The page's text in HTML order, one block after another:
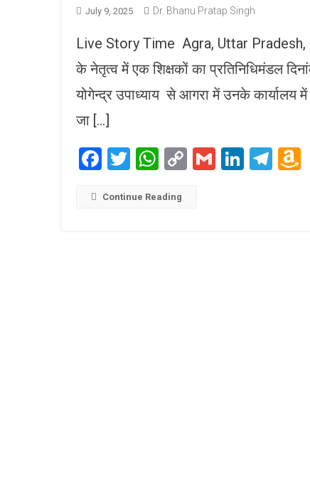
July 9, 2025 Dr. Bhanu Pratap Singh
Live Story Time Agra, Uttar Pradesh,
के नेतृत्व में एक शिक्षकों का प्रतिनिधिमंडल
योगेन्द्र उपाध्याय से आगरा में उनके कार्यालय में
जा […]
Facebook
Twitter
WhatsApp
CopyGmail
Continue Reading